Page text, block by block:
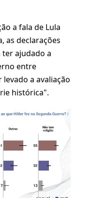
a fala de Lula
as declarações
ter ajudado a
entre
a avaliação
histórica".